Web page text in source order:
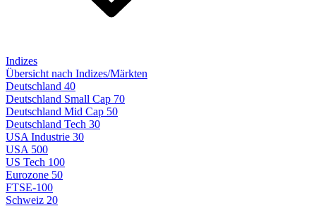
Indizes
Übersicht nach Indizes/Märkten
Deutschland 40
Deutschland Small Cap 70
Deutschland Mid Cap 50
Deutschland Tech 30
USA Industrie 30
USA 500
US Tech 100
Eurozone 50
FTSE-100
Schweiz 20